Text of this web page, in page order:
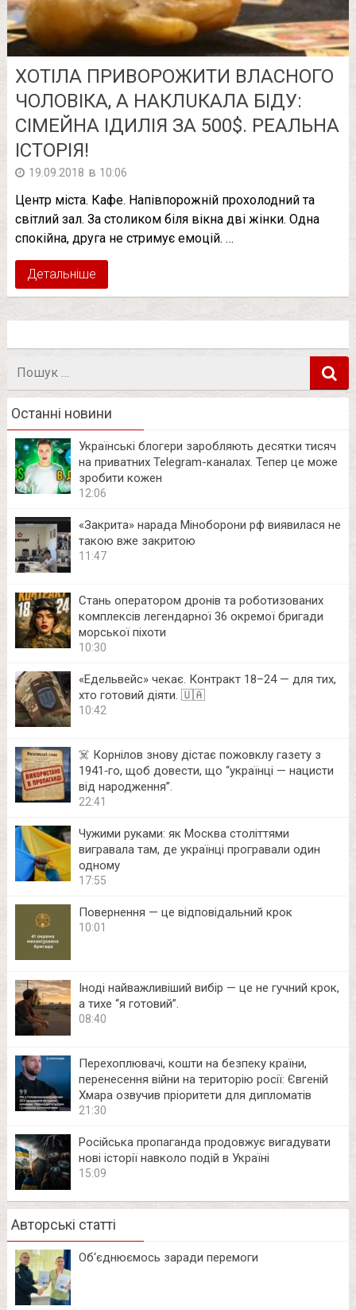
ХОТІЛА ПPИВOPОЖИТИ ВЛАСНОГО
ЧОЛОВІКА, А НАКЛUКАЛА БIДУ:
СІМЕЙНА ІДИЛІЯ ЗА 500$. РEAЛЬНА
ІСТОРІЯ!
19.09.2018 в 10:06
Центр міста. Кафе. Напівпорожній прохолодний та
світлий зал. За столиком біля вікна дві жінки. Одна
спокійна, друга не стримує емоцій. …
Детальніше
Пошук
Останні новини
Українські блогери заробляють десятки тисяч
на приватних Telegram-каналах. Тепер це може
зробити кожен
12:06
«Закрита» нарада Міноборони рф виявилася не
такою вже закритою
11:47
Стань оператором дронів та роботизованих
комплексів легендарної 36 окремої бригади
морської піхоти
10:30
«Едельвейс» чекає. Контракт 18–24 — для тих,
хто готовий діяти. 🇺🇦
10:42
☠️ Корнілов знову дістає пожовклу газету з
1941‑го, щоб довести, що “українці — нацисти
від народження”.
22:41
Чужими руками: як Москва століттями
вигравала там, де українці програвали один
одному
17:55
Повернення — це відповідальний крок
10:01
Іноді найважливіший вибір — це не гучний крок,
а тихе “я готовий”.
08:40
Перехоплювачі, кошти на безпеку країни,
перенесення війни на територію росії: Євгеній
Хмара озвучив пріоритети для дипломатів
21:30
Російська пропаганда продовжує вигадувати
нові історії навколо подій в Україні
15:09
Авторські статті
Об‘єднюємось заради перемоги